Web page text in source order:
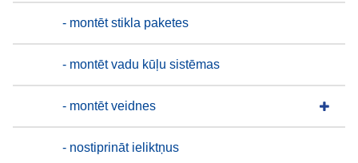
- montēt stikla paketes
- montēt vadu kūļu sistēmas
- montēt veidnes
- nostiprināt ieliktņus